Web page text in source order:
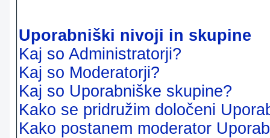
Uporabniški nivoji in skupine
Kaj so Administratorji?
Kaj so Moderatorji?
Kaj so Uporabniške skupine?
Kako se pridružim določeni
Kako postanem moderator